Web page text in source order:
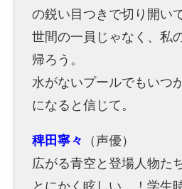
の鋭い目つきで切り開い
世間の一員じゃなく、私
帰ろう。
水がないプールでもいつ
になると信じて。
稗田寧々
（声優）
広がる青空と登場人物た